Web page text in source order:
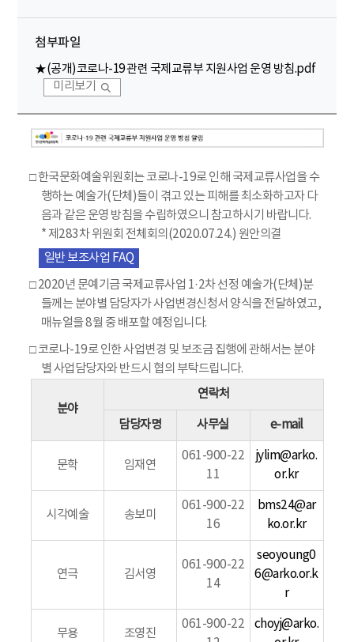
첨부파일
★(공개)코로나-19 관련 국제교류부 지원사업 운영 방침.pdf
미리보기
□한국문화예술위원회는 코로나-19로 인해 국제교류사업을 수
행하는 예술가(단체)들이 겪고 있는 피해를 최소화하고자 다
음과 같은 운영 방침을 수립하였으니 참고하시기 바랍니다.
* 제283차 위원회 전체회의(2020.07.24.) 원안의결
일반 보조사업 FAQ
□2020년 문예기금 국제교류사업 1·2차 선정 예술가(단체)분
들께는 분야별 담당자가 사업변경신청서 양식을 전달하였고,
매뉴얼을 8월 중 배포할 예정입니다.
□코로나-19로 인한 사업변경 및 보조금 집행에 관해서는 분야
별 사업담당자와 반드시 협의 부탁드립니다.
분야
연락처
담당자명 사무실 e-mail
문학 임재연
061-900-22
11
jylim@arko.
or.kr
시각예술 송보미
061-900-22
16
bms24@ar
ko.or.kr
연극 김서영
061-900-22
14
seoyoung0
6@arko.or.k
r
무용 조영진
061-900-22
choyj@arko.